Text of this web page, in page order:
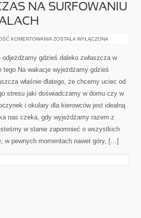
NA SURFOWANIU
KOMENTOWANIA KORZYSTANIE
INTERNETOWYCH
WKROCZYŁO
KREW
Z
PREFERUJEMY
CZAS
NA
SURFOWANIU
PO
ODZIEŻOWYCH
PORTALACH
ZOSTAŁA WYŁĄCZONA
odjeżdżamy gdzieś daleko zwłaszcza w
tego Na wakacje wyjeżdżamy gdzieś
właśnie dlatego, że chcemy uciec od
stresu jaki doświadczamy w domu czy w
i okulary dla kierowców jest idealną
nas czeka, gdy wyjeżdżamy razem z
w stanie zapomnieć o wszystkich
w pewnych momentach nawet góry, […]